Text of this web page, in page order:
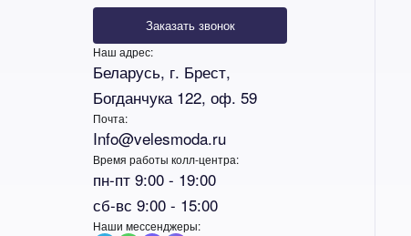
Заказать звонок
Наш адрес:
Беларусь, г. Брест,
Богданчука 122, оф. 59
Почта:
Info@velesmoda.ru
Время работы колл-центра:
пн-пт 9:00 - 19:00
сб-вс 9:00 - 15:00
Наши мессенджеры: